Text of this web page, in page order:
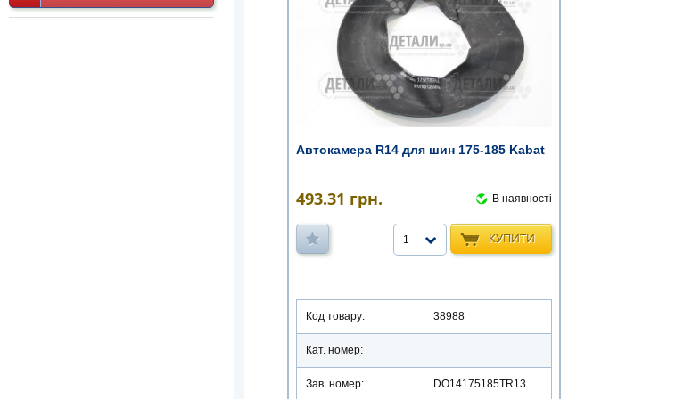
Автокамера R14 для шин 175-185 Kabat
493.31 грн. В наявності
КУПИТИ
1
Код товару: 38988
Кат. номер:
Зав. номер: DO14175185TR13KBK